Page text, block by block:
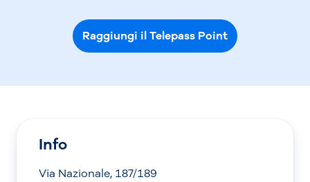
Raggiungi il Telepass Point
Info
Via Nazionale, 187/189